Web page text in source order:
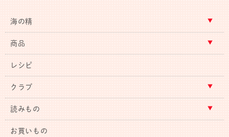
海の精
商品
レシピ
クラブ
読みもの
お買いもの